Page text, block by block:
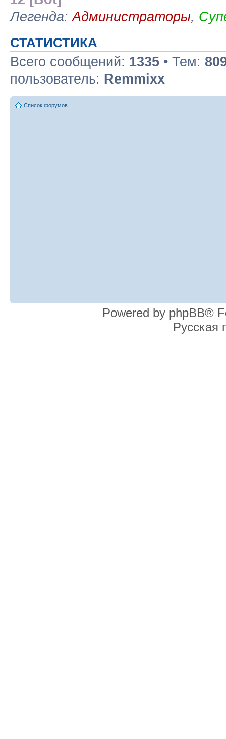
Легенда:Администраторы,
СТАТИСТИКА
Всего сообщений: 1335 • Тем:
пользователь: Remmixx
Список форумов
Powered by phpBB®
Русская